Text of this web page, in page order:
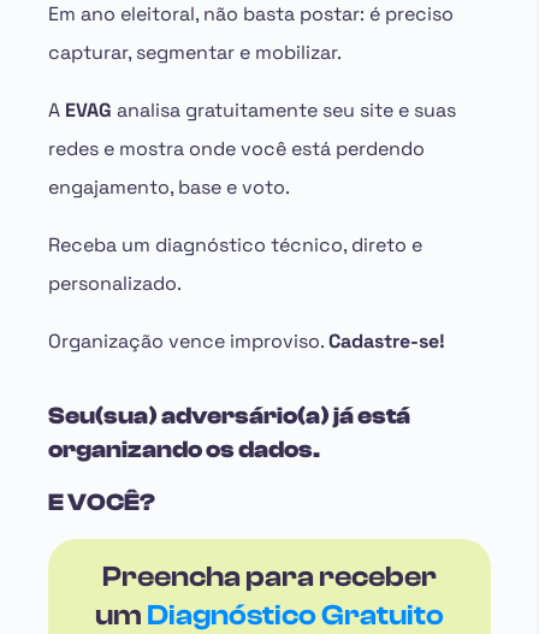
Em ano eleitoral, não basta postar: é preciso
capturar, segmentar e mobilizar.
A EVAG analisa gratuitamente seu site e suas
redes e mostra onde você está perdendo
engajamento, base e voto.
Receba um diagnóstico técnico, direto e
personalizado.
Organização vence improviso.Cadastre-se!
Seu(sua) adversário(a) já está
organizando os dados.
E VOCÊ?
Preencha para receber
um Diagnóstico Gratuito